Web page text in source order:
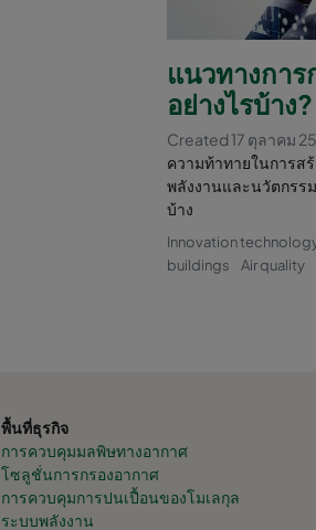
แนวทางกา
อย่างไรบ้าง?
Created 17 ตุลาคม
ความท้าทายในการส
พลังงานและนวัตกรร
บ้าง
Innovation
buildings
Air quality
พื้นที่ธุรกิจ
การควบคุมมลพิษทางอากาศ
โซลูชั่นการกรองอากาศ
การควบคุมการปนเปื้อนของโมเลกุล
ระบบพลังงาน